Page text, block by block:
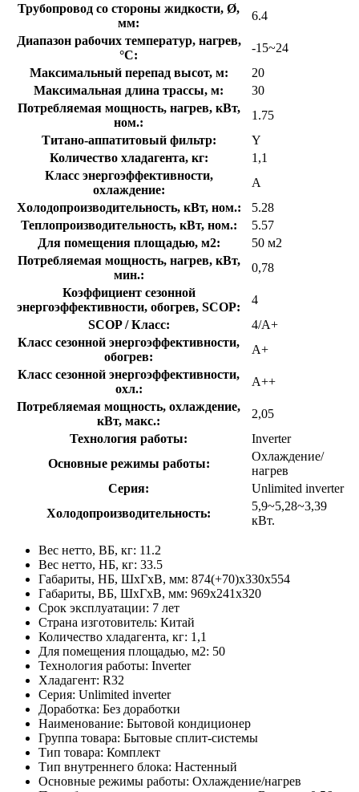
Трубопровод со стороны жидкости, Ø,
мм:
6.4
Диапазон рабочих температур, нагрев,
°C:
-15~24
Максимальный перепад высот, м:
20
Максимальная длина трассы, м:
30
Потребляемая мощность, нагрев, кВт,
ном.:
1.75
Титано-аппатитовый фильтр:
Y
Количество хладагента, кг:
1,1
Класс энергоэффективности,
охлаждение:
A
Холодопроизводительность, кВт, ном.:
5.28
Теплопроизводительность, кВт, ном.:
5.57
Для помещения площадью, м2:
50 м2
Потребляемая мощность, нагрев, кВт,
мин.:
0,78
Коэффициент сезонной
энергоэффективности, обогрев, SCOP:
4
SCOP / Класс:
4/A+
Класс сезонной энергоэффективности,
обогрев:
A+
Класс сезонной энергоэффективности,
охл.:
A++
Потребляемая мощность, охлаждение,
кВт, макс.:
2,05
Технология работы:
Inverter
Основные режимы работы:
Охлаждение/
нагрев
Серия:
Unlimited inverter
Холодопроизводительность:
5,9~5,28~3,39
кВт.
Вес нетто, ВБ, кг: 11.2
Вес нетто, НБ, кг: 33.5
Габариты, НБ, ШхГхВ, мм: 874(+70)x330x554
Габариты, ВБ, ШхГхВ, мм: 969x241x320
Срок эксплуатации: 7 лет
Страна изготовитель: Китай
Количество хладагента, кг: 1,1
Для помещения площадью, м2: 50
Технология работы: Inverter
Хладагент: R32
Серия: Unlimited inverter
Доработка: Без доработки
Наименование: Бытовой кондиционер
Группа товара: Бытовые сплит-системы
Тип товара: Комплект
Тип внутреннего блока: Настенный
Основные режимы работы: Охлаждение/нагрев